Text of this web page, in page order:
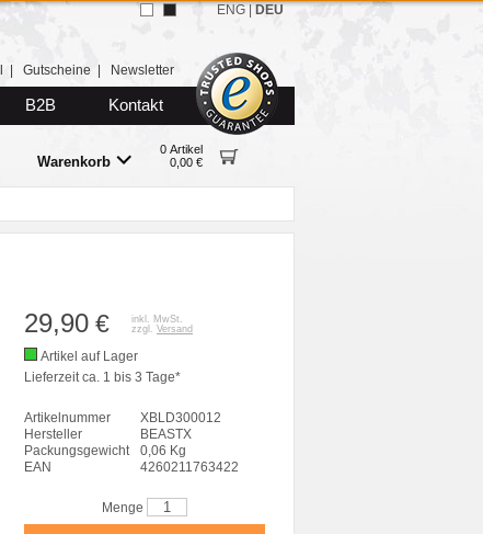
Gutscheine Newsletter
B2B Kontakt
Warenkorb
0 Artikel
0,00 €
ENG DEU
29,90 €
inkl. MwSt.
zzgl. Versand
Artikel auf Lager
Lieferzeit ca. 1 bis 3 Tage*
Artikelnummer
XBLD300012
Hersteller
BEASTX
Packungsgewicht
0,06 Kg
EAN
4260211763422
Menge